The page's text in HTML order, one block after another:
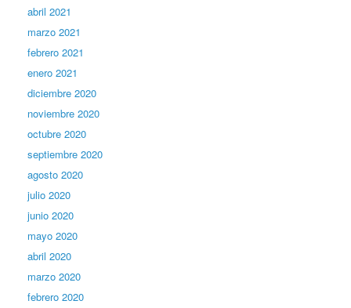
abril 2021
marzo 2021
febrero 2021
enero 2021
diciembre 2020
noviembre 2020
octubre 2020
septiembre 2020
agosto 2020
julio 2020
junio 2020
mayo 2020
abril 2020
marzo 2020
febrero 2020